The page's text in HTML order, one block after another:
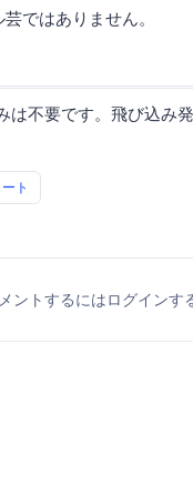
ではありません。
は不要です。飛び込み発
ト
ントするにはログインす